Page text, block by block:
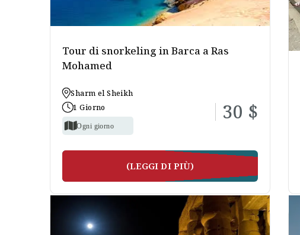
Tour di snorkeling in Barca a Ras
Mohamed
Sharm el Sheikh
1 Giorno
Ogni giorno
30 $
(LEGGI DI PIÙ)